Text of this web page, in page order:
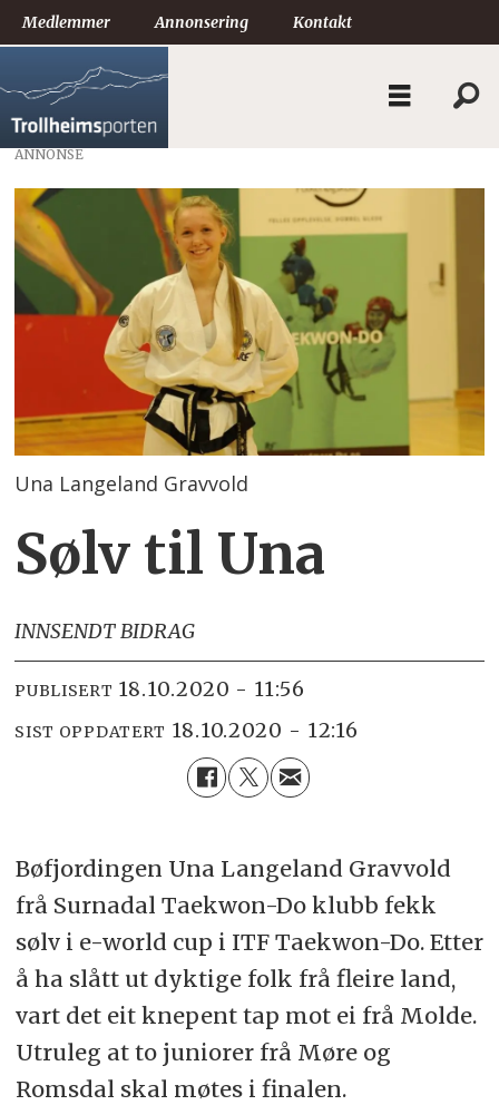
Medlemmer Annonsering Kontakt
ANNONSE
Una Langeland Gravvold
Sølv til Una
INNSENDT BIDRAG
PUBLISERT 18.10.2020 - 11:56
SIST OPPDATERT 18.10.2020 - 12:16
Bøfjordingen Una Langeland Gravvold
frå Surnadal Taekwon-Do klubb fekk
sølv i e-world cup i ITF Taekwon-Do. Etter
å ha slått ut dyktige folk frå fleire land,
vart det eit knepent tap mot ei frå Molde.
Utruleg at to juniorer frå Møre og
Romsdal skal møtes i finalen.